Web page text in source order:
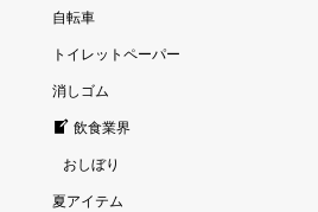
自転車
トイレットペーパー
消しゴム
飲食業界
おしぼり
夏アイテム